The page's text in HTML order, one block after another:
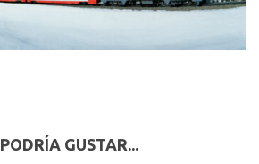
GUSTAR...